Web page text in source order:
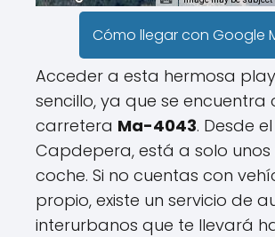
Cómo llegar con Google
Acceder a esta hermosa
sencillo, ya que se encuentra
carretera Ma-4043. Desde
Capdepera, está a solo unos
coche. Si no cuentas con
propio, existe un servicio de
interurbanos que te llevará